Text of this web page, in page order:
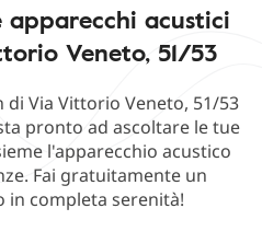
acustici
Veneto, 51/53
Via Vittorio Veneto, 51/53
pronto ad ascoltare le tue
l'apparecchio acustico
Fai gratuitamente un
in completa serenità!